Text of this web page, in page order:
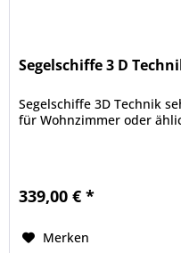
Segelschiffe 3 D
Segelschiffe 3D Technik
für Wohnzimmer oder
339,00 € *
Merken